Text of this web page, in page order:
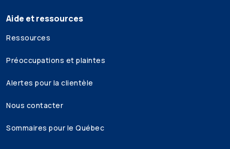
Aide et ressources
Ressources
Préoccupations et plaintes
Alertes pour la clientèle
Nous contacter
Sommaires pour le Québec